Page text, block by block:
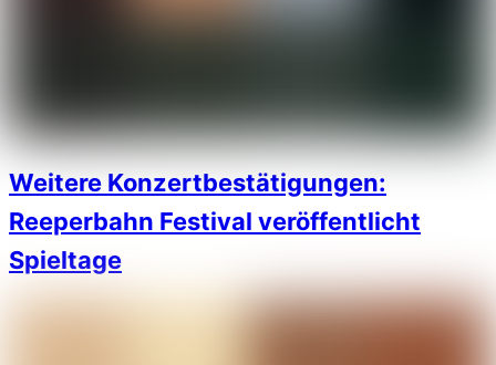
Weitere Konzertbestätigungen:
Reeperbahn Festival veröffentlicht
Spieltage